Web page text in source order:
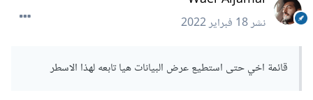
نشر18 فبراير 2022
قائمة اخي حتى استطيع عرض البيانات هيا تابعه لهذا الاسطر